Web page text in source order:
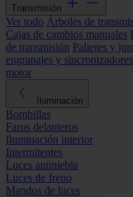
Transmisión
Ver todo Árboles de
Cajas de cambios manuales
de transmisión Palieres y
engranajes y sincronizadores
motor
Iluminación
Bombillas
Faros delanteros
Iluminación interior
Intermitentes
Luces antiniebla
Luces de freno
Mandos de luces